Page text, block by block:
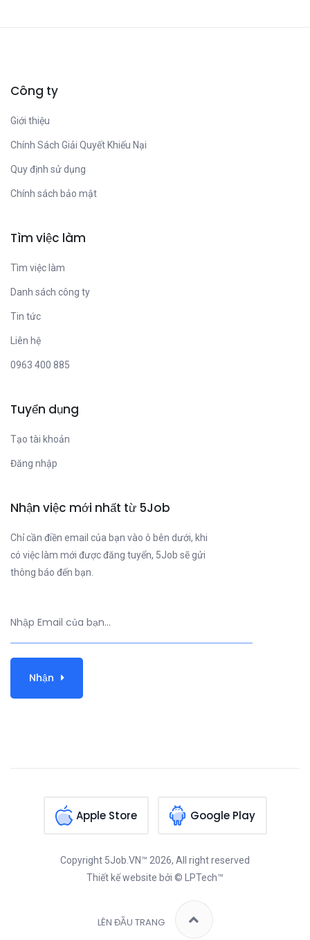
Công ty
Giới thiệu
Chính Sách Giải Quyết Khiếu Nại
Quy định sử dụng
Chính sách bảo mật
Tìm việc làm
Tìm việc làm
Danh sách công ty
Tin tức
Liên hệ
0963 400 885
Tuyển dụng
Tạo tài khoản
Đăng nhập
Nhận việc mới nhất từ 5Job
Chỉ cần điền email của bạn vào ô bên dưới, khi
có việc làm mới được đăng tuyển, 5Job sẽ gửi
thông báo đến bạn.
Nhận
Apple Store Google Play
Copyright 5Job.VN™ 2026, All right reserved
Thiết kế website bởi © LPTech™
LÊN ĐẦU TRANG